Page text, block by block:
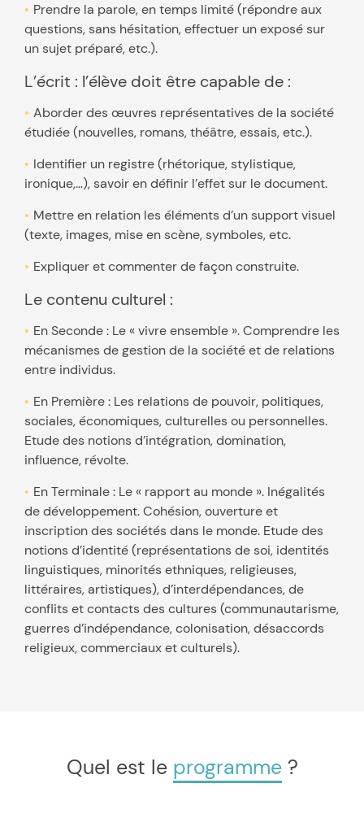
Prendre la parole, en temps limité (répondre aux
questions, sans hésitation, effectuer un exposé sur
un sujet préparé, etc.).
L’écrit : l’élève doit être capable de :
Aborder des œuvres représentatives de la société
étudiée (nouvelles, romans, théâtre, essais, etc.).
Identifier un registre (rhétorique, stylistique,
ironique,…), savoir en définir l’effet sur le document.
Mettre en relation les éléments d’un support visuel
(texte, images, mise en scène, symboles, etc.
Expliquer et commenter de façon construite.
Le contenu culturel :
En Seconde : Le « vivre ensemble ». Comprendre les
mécanismes de gestion de la société et de relations
entre individus.
En Première : Les relations de pouvoir, politiques,
sociales, économiques, culturelles ou personnelles.
Etude des notions d’intégration, domination,
influence, révolte.
En Terminale : Le « rapport au monde ». Inégalités
de développement. Cohésion, ouverture et
inscription des sociétés dans le monde. Etude des
notions d’identité (représentations de soi, identités
linguistiques, minorités ethniques, religieuses,
littéraires, artistiques), d’interdépendances, de
conflits et contacts des cultures (communautarisme,
guerres d’indépendance, colonisation, désaccords
religieux, commerciaux et culturels).
Quel est le programme?